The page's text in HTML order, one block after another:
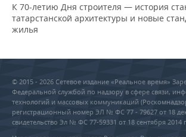
К 70-летию Дня строителя — история
татарстанской архитектуры и новые
жилья
© 2015 - 2026 Сетевое издание «Реальное время»
Федеральной службой по надзору в сфере связи,
технологий и массовых коммуникаций
регистрационный номер ЭЛ № ФС 77 - 79627 от 18
свидетельство Эл № ФС 77-59331 от 18 сентября 2014